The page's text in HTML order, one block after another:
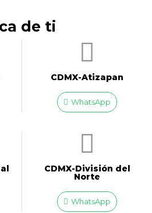
de ti
CDMX-Atizapan
WhatsApp
CDMX-División del
Norte
WhatsApp